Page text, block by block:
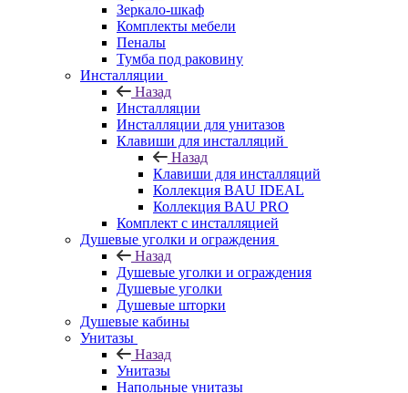
Зеркало-шкаф
Комплекты мебели
Пеналы
Тумба под раковину
Инсталляции
Назад
Инсталляции
Инсталляции для унитазов
Клавиши для инсталляций
Назад
Клавиши для инсталляций
Коллекция BAU IDEAL
Коллекция BAU PRO
Комплект с инсталляцией
Душевые уголки и ограждения
Назад
Душевые уголки и ограждения
Душевые уголки
Душевые шторки
Душевые кабины
Унитазы
Назад
Унитазы
Напольные унитазы